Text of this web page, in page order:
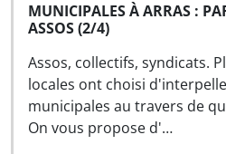
MUNICIPALES À ARRAS :
ASSOS (2/4)
Assos, collectifs, syndicats.
locales ont choisi
municipales au travers de
On vous propose d'…